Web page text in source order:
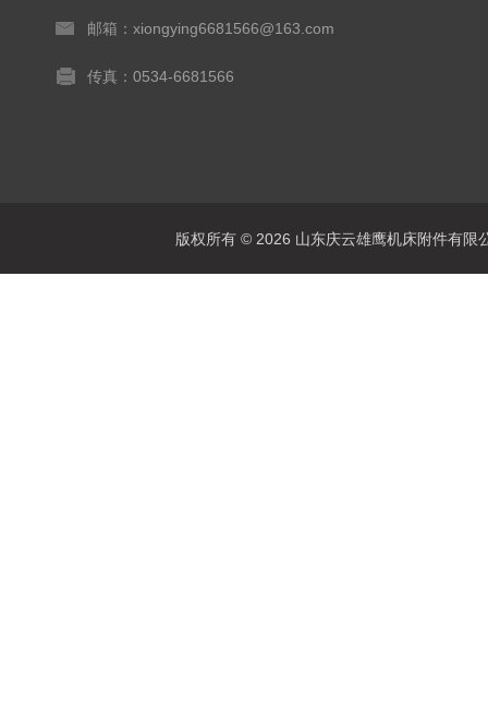
邮箱：xiongying6681566@163.com
传真：0534-6681566
版权所有 © 2026 山东庆云雄鹰机床附件有